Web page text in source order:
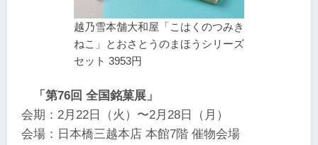
越乃雪本舗大和屋「こはくのつみき
ねこ」とおさとうのまほうシリーズ
セット 3953円
「第76回 全国銘菓展」
会期：2月22日（火）〜2月28日（月）
会場：日本橋三越本店 本館7階 催物会場